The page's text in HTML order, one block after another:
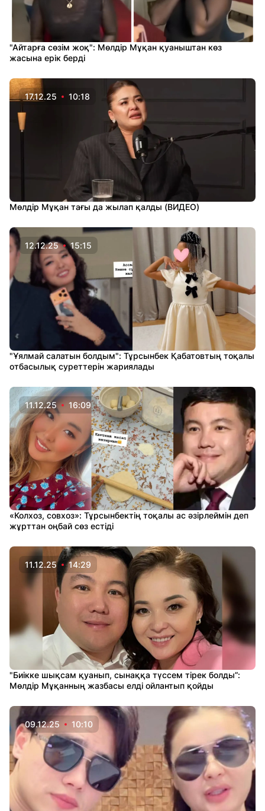
"Айтарға сөзім жоқ": Мөлдір Мұқан қуаныштан көз
жасына ерік берді
17.12.25 10:18
Мөлдір Мұқан тағы да жылап қалды (ВИДЕО)
12.12.25 15:15
"Ұялмай салатын болдым": Тұрсынбек Қабатовтың тоқалы
отбасылық суреттерін жариялады
11.12.25 16:09
«Колхоз, совхоз»: Тұрсынбектің тоқалы ас әзірлеймін деп
жұрттан оңбай сөз естіді
11.12.25 14:29
"Биікке шықсам қуанып, сынаққа түссем тірек болды”:
Мөлдір Мұқанның жазбасы елді ойлантып қойды
09.12.25 10:10